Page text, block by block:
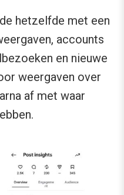
hetzelfde met een
accounts
en nieuwe
weergaven over
af met waar